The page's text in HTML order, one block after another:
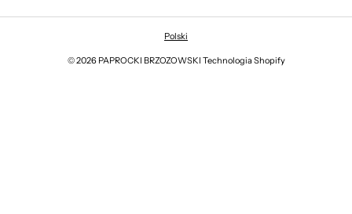
Polski
© 2026 PAPROCKI BRZOZOWSKI Technologia Shopify